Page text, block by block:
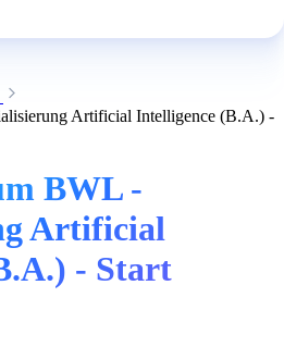
Artificial Intelligence (B.A.) -
BWL -
Artificial
- Start